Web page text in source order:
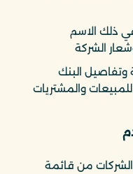
ذلك الاسم
الشركة
وتفاصيل البنك
الشركات من قائمة